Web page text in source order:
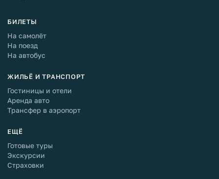
БИЛЕТЫ
На самолёт
На поезд
На автобус
ЖИЛЬЁ И ТРАНСПОРТ
Гостиницы и отели
Аренда авто
Трансфер в аэропорт
ЕЩЁ
Готовые туры
Экскурсии
Страховки